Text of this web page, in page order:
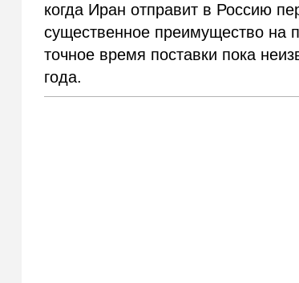
когда Иран отправит в Россию
существенное преимущество на
точное время поставки пока
года.